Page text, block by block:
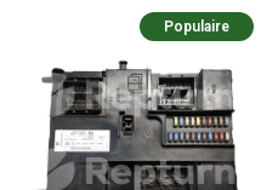
Populaire